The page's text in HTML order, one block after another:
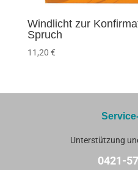
Windlicht zur
Spruch
11,20 €
Unterstützung
0421-